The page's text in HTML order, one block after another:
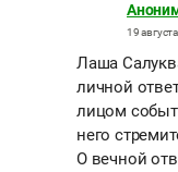
19
Лаша
личной
лицом
него
О вечной